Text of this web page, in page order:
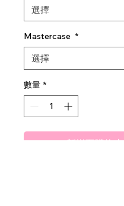
選擇
Mastercase *
選擇
數量 *
新增至購物車